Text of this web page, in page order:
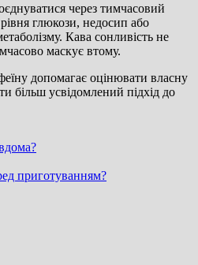
через тимчасовий
глюкози, недосип або
Кава сонливість не
маскує втому.
допомагає оцінювати власну
більш усвідомлений підхід до
приготуванням?